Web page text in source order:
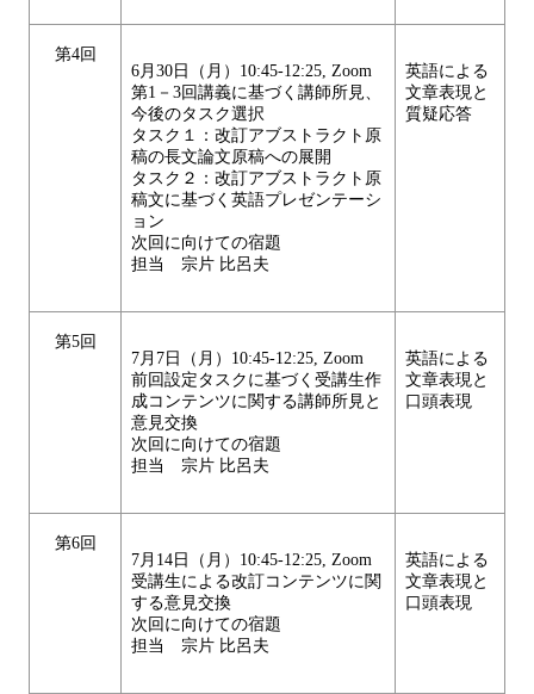
第4回
6月30日（月）10:45-12:25, Zoom
第1－3回講義に基づく講師所見、
今後のタスク選択
タスク１：改訂アブストラクト原
稿の長文論文原稿への展開
タスク２：改訂アブストラクト原
稿文に基づく英語プレゼンテーシ
ョン
次回に向けての宿題
担当 宗片 比呂夫
英語による
文章表現と
質疑応答
第5回
7月7日（月）10:45-12:25, Zoom
前回設定タスクに基づく受講生作
成コンテンツに関する講師所見と
意見交換
次回に向けての宿題
担当 宗片 比呂夫
英語による
文章表現と
口頭表現
第6回
7月14日（月）10:45-12:25, Zoom
受講生による改訂コンテンツに関
する意見交換
次回に向けての宿題
担当 宗片 比呂夫
英語による
文章表現と
口頭表現